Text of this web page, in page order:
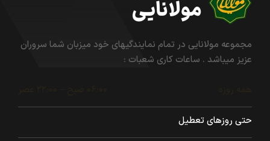
مجموعه مولانایی در تمام نمایندگیهای خود میزبان شما سروران
عزیز میباشد . ساعات کاری شعبات :
حتی روزهای تعطیل